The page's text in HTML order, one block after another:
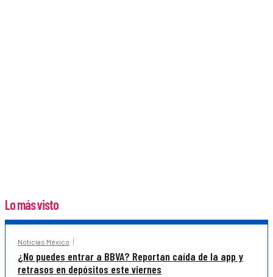
Lo más visto
Noticias México
¿No puedes entrar a BBVA? Reportan caída de la app y
retrasos en depósitos este viernes